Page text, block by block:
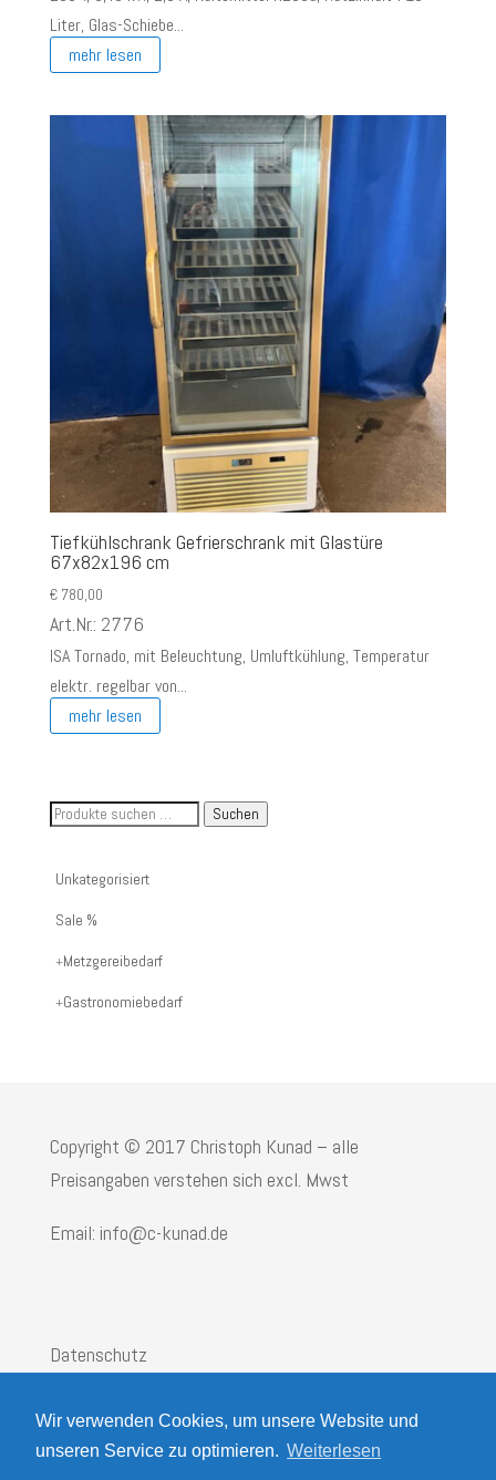
Wir verwenden Cookies, um unsere Website und
unseren Service zu optimieren. Weiterlesen
Liter, Glas-Schiebe...
mehr lesen
Tiefkühlschrank Gefrierschrank mit Glastüre
67x82x196 cm
€780,00
Art.Nr.: 2776
ISA Tornado, mit Beleuchtung, Umluftkühlung, Temperatur
elektr. regelbar von...
mehr lesen
Suche
Artikelnummer
oder
Suchen
Unkategorisiert
Sale %
Metzgereibedarf
Gastronomiebedarf
Copyright © 2017 Christoph Kunad – alle
Preisangaben verstehen sich excl. Mwst
Email: info@c-kunad.de
Datenschutz
AGB